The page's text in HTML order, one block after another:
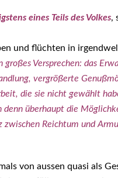
eines Teils des Vol­kes,
und flüch­ten in
Ver­spre­chen: das
ver­grö­ßer­te
die sie nicht gewählt
über­haupt die
Reich­tum und
von aus­sen qua­si als